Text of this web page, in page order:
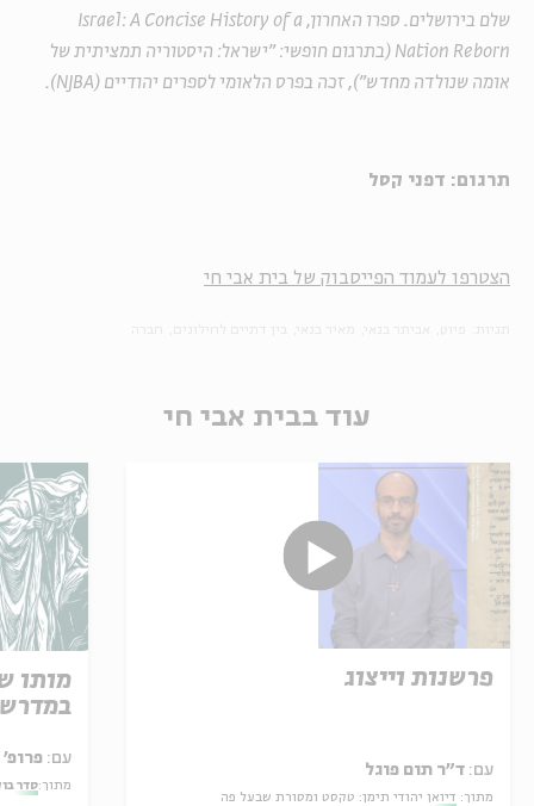
שלם בירושלים. ספרו האחרון, Israel: A Concise History of a
Nation Reborn (בתרגום חופשי: "ישראל: היסטוריה תמציתית של
אומה שנולדה מחדש"), זכה בפרס הלאומי לספרים יהודיים ( NJBA
).
תרגום: דפני קסל
הצטרפו לעמוד הפייסבוק של בית אבי חי
עוד בבית אבי חי
פרשנות וייצוג
עם: ד"ר תום פוגל
מתוך: דיואן יהודי תימן: טקסט ומסורת שבעל פה
מותו
עם: פרופ' אביגדור שנאן
מתוך:סדר